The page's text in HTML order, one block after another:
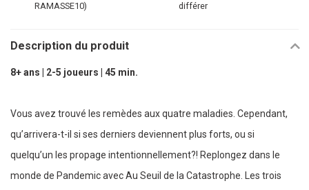
RAMASSE10)
différer
Description du produit
8+ ans | 2-5 joueurs | 45 min.
Vous avez trouvé les remèdes aux quatre maladies. Cependant,
qu’arrivera-t-il si ses derniers deviennent plus forts, ou si
quelqu’un les propage intentionnellement?! Replongez dans le
monde de Pandemic avec Au Seuil de la Catastrophe. Les trois